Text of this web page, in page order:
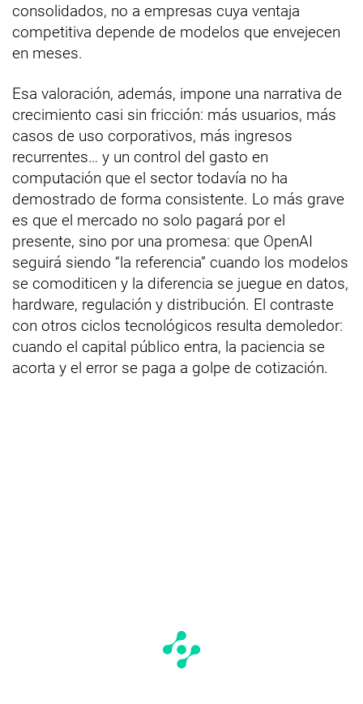
consolidados, no a empresas cuya ventaja
competitiva depende de modelos que envejecen
en meses.
Esa valoración, además, impone una narrativa de
crecimiento casi sin fricción: más usuarios, más
casos de uso corporativos, más ingresos
recurrentes… y un control del gasto en
computación que el sector todavía no ha
demostrado de forma consistente. Lo más grave
es que el mercado no solo pagará por el
presente, sino por una promesa: que OpenAI
seguirá siendo “la referencia” cuando los modelos
se comoditicen y la diferencia se juegue en datos,
hardware, regulación y distribución. El contraste
con otros ciclos tecnológicos resulta demoledor:
cuando el capital público entra, la paciencia se
acorta y el error se paga a golpe de cotización.